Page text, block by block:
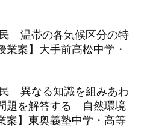
温帯の各気候区分の特
案】大手前高松中学・
異なる知識を組みあわ
題を解答する 自然環境
案】東奥義塾中学・高等